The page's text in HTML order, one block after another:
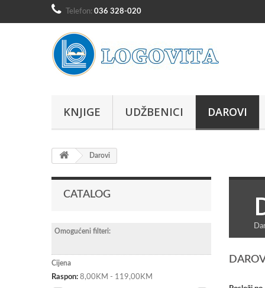
Telefon: 036 328-020
KNJIGE UDŽBENICI DAROVI
Darovi
CATALOG
Omogućeni filteri:
Cijena
Raspon: 8,00KM - 119,00KM